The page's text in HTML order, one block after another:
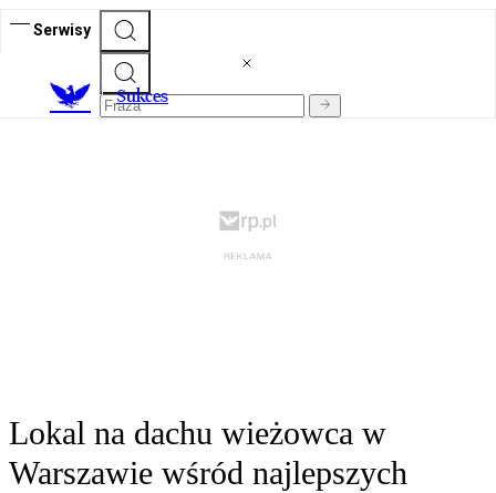
Serwisy
Sukces
Lokal na dachu wieżowca w
Warszawie wśród najlepszych